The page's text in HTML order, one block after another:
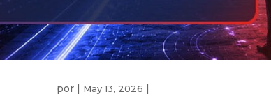
por | May 13, 2026 |